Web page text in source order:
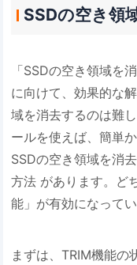
SSDの空き領
「SSDの空き領域を
に向けて、効果的な
域を消去するのは難
ールを使えば、簡単
SSDの空き領域を消
方法 があります。ど
能」が有効になって
まずは、TRIM機能の